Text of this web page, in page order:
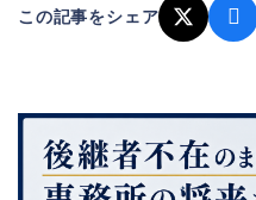
この記事をシェア